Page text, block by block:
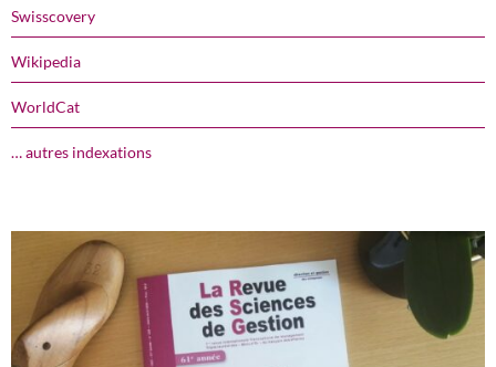
Swisscovery
Wikipedia
WorldCat
… autres indexations